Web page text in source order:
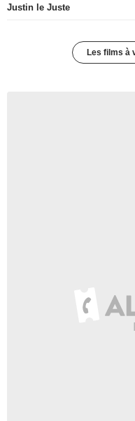
Justin le Juste
Les films à